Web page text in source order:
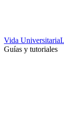
Vida Universitaria
Guías y tutoriales